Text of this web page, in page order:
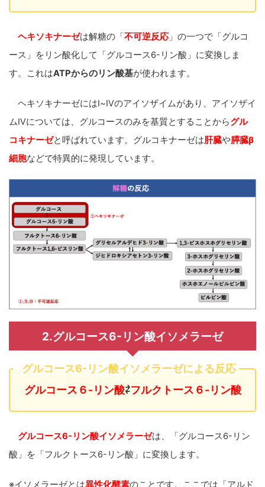
ヘキソキナーゼは解糖の 「不可逆反応 」 の一つで 「グルコ
ース」をリン酸化して「グルコース6-リン酸」に変換しま
す。
これはATPからのリン酸基が使われます。
ヘキソキナーゼにはⅠ~Ⅳのアイソザイムがあり、アイソザイ
ムⅣについては、グルコースのみを基質とすることからグル
コキナーゼと呼ばれています。グルコキナーゼは肝臓や膵臓β
細胞などで特異的に発現しています。
2.グルコース6-リン酸イソメラーゼ
グルコース6-リン酸イソメラーゼによる反応
グルコース６-リン酸⇄フルクトース６-リン酸
グルコース6-リン酸イソメラーゼは、「グルコース6-リン
酸」を「フルクトース6-リン酸」に変換します。
※イソメラーゼとは異性化酵素のことです。
ここでは「アルド